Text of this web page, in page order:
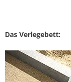
Das Verlegebett: